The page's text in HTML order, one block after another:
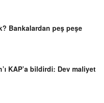
Bankalardan peş peşe
KAP’a bildirdi: Dev maliyet